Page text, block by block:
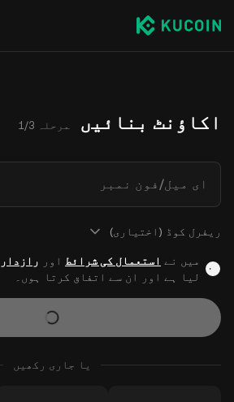
اکاؤنٹ بنائیں مرحلہ 1/3
ای میل/فون نمبر
ریفرل کوڈ (اختیاری)
میں نے استعمال کی شرائط اور
لیا ہے اور ان سے اتفاق کرتا ہوں۔
یا جاری رکھیں